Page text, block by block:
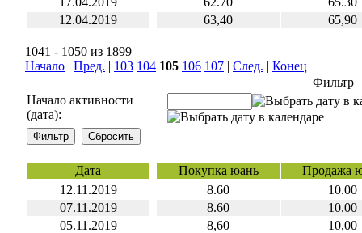
12.04.2019
63,40 65,90
1041 - 1050 из 1899
Начало | Пред. | 103 104 105 106 107 | След. | Конец
Фильтр
Начало активности
(дата):
Дата Покупка юань
Продажа
12.11.2019
8.60
10.00
07.11.2019
8.60
10.00
05.11.2019
8,60
10,00